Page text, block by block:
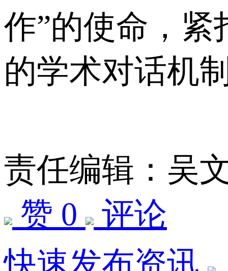
作”的使命，
的学术对话机
责任编辑：吴
赞 0
评论
快速发布资讯